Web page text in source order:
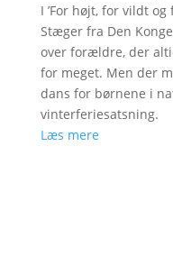
I ’For højt, for vildt
Stæger fra Den
over forældre, der
for meget. Men der
dans for børnene i
vinterferiesatsning.
Læs mere